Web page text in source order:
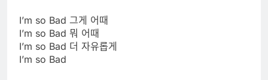
I’m so Bad 그게 어때
I’m so Bad 뭐 어때
I’m so Bad 더 자유롭게
I’m so Bad